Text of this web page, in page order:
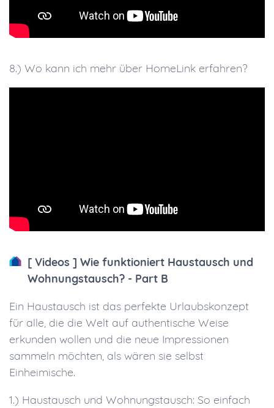
8.) Wo kann ich mehr über HomeLink erfahren?
[ Videos ] Wie funktioniert Haustausch und
Wohnungstausch? - Part B
Ein Haustausch ist das perfekte Urlaubskonzept
für alle, die die Welt auf authentische Weise
erkunden wollen und die neue Impressionen
sammeln möchten, als wären sie selbst
Einheimische.
1.) Haustausch und Wohnungstausch: So einfach